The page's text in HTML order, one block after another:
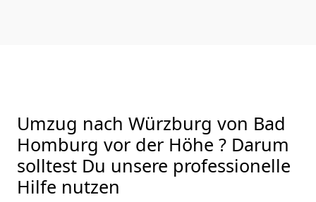
Umzug nach Würzburg von Bad
Homburg vor der Höhe ? Darum
solltest Du unsere professionelle
Hilfe nutzen